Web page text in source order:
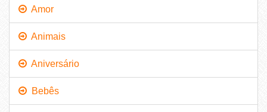
Amor
Animais
Aniversário
Bebês